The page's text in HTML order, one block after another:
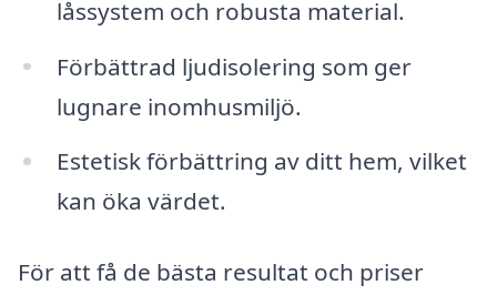
låssystem och robusta material.
Förbättrad ljudisolering som ger
lugnare inomhusmiljö.
Estetisk förbättring av ditt hem, vilket
kan öka värdet.
För att få de bästa resultat och priser